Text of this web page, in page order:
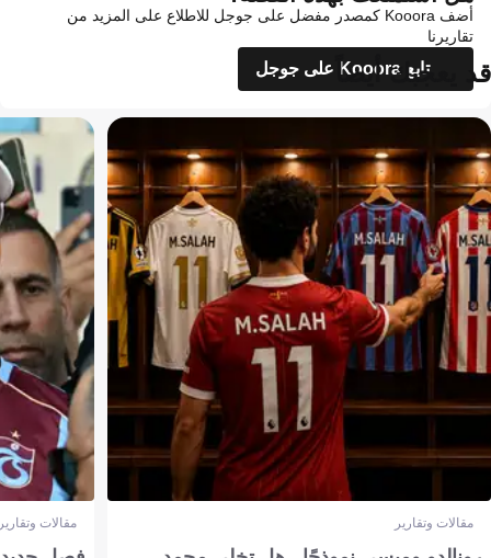
أضف Kooora كمصدر مفضل على جوجل للاطلاع على المزيد من
تقاريرنا
تابع Kooora على جوجل
قد يعجبك أيضاً
مقالات وتقارير مقالات